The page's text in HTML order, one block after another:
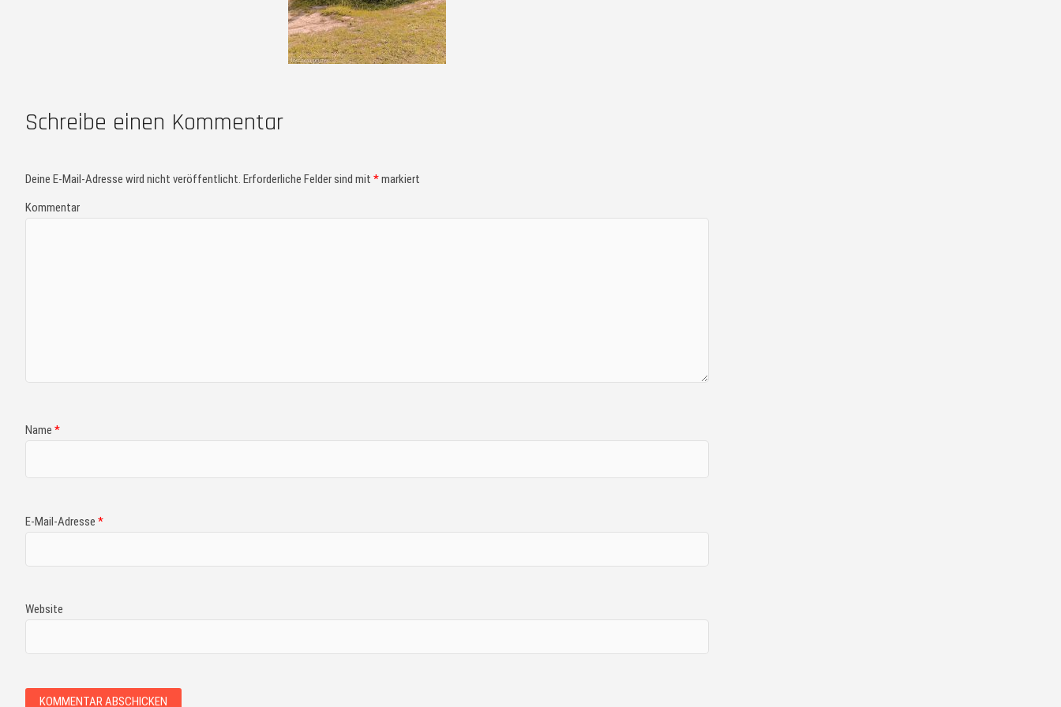
Schreibe einen Kommentar
Deine E-Mail-Adresse wird nicht veröffentlicht. Erforderliche Felder sind mit *markiert
Kommentar
Name *
E-Mail-Adresse *
Website